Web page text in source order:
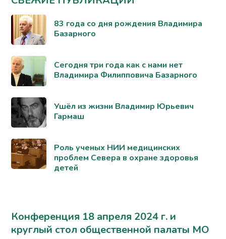
83 года со дня рождения Владимира
Базарного
Сегодня три года как с нами нет
Владимира Филипповича Базарного
Ушёл из жизни Владимир Юрьевич
Гармаш
Роль ученых НИИ медицинских
проблем Севера в охране здоровья
детей
Конференция 18 апреля 2024 г. и
круглый стол общественной палаты МО